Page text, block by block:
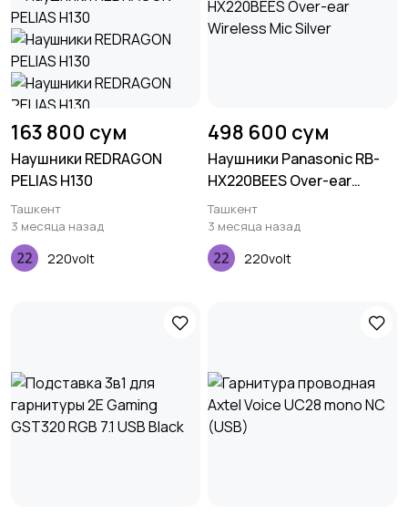
163 800 сум
Наушники REDRAGON
PELIAS H130
Ташкент
3 месяца назад
220volt
498 600 сум
Наушники Panasonic RB-
HX220BEES Over-ear
Wireless Mic Silver
Ташкент
3 месяца назад
220volt